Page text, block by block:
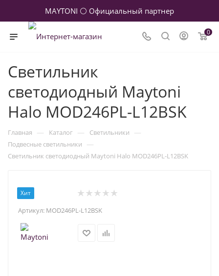
MAYTONI ⚪ Официальный партнер
0
Светильник
светодиодный Maytoni
Halo MOD246PL-L12BSK
Главная — Каталог — Светильники —
Подвесные светильники —
Светильник светодиодный Maytoni Halo MOD246PL-L12BSK
Хит
Артикул: MOD246PL-L12BSK